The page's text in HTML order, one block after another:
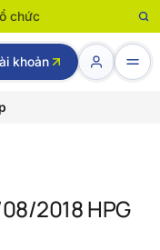
chức
khoản
2018 HPG